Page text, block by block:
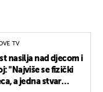
TV
nasilja nad djecom i
"Najviše se fizički
a jedna stvar